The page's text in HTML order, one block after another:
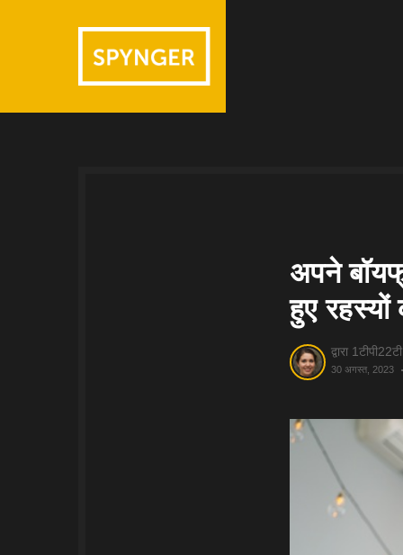
अपने
हुए
द्वारा 1टीपी22टी
30 अगस्त, 2023